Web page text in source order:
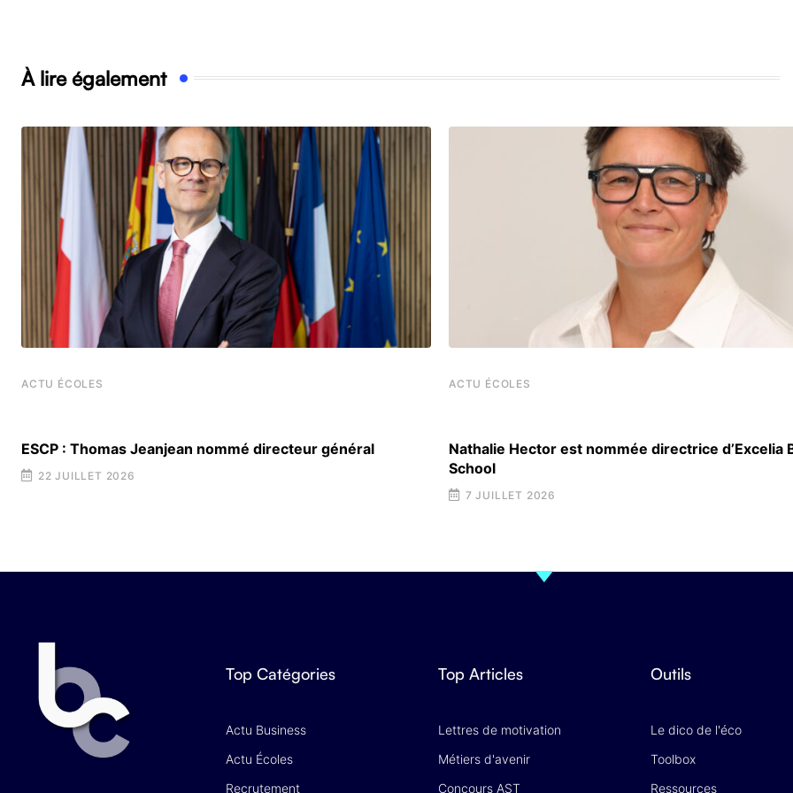
À lire également
ACTU ÉCOLES
ESCP : Thomas Jeanjean nommé directeur général
22 JUILLET 2026
ACTU ÉCOLES
Nathalie Hector est nommée directrice d’Excelia
School
7 JUILLET 2026
Top Catégories
Actu Business
Actu Écoles
Recrutement
Top Articles
Lettres de motivation
Métiers d'avenir
Concours AST
Outils
Le dico de l'éco
Toolbox
Ressources